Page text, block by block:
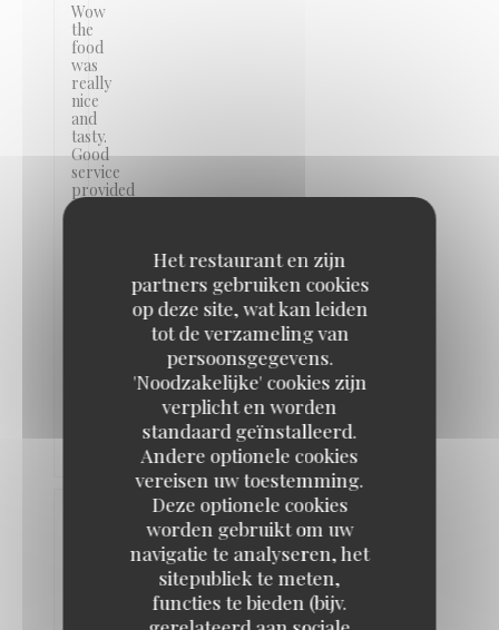
Het restaurant en zijn
partners gebruiken cookies
op deze site, wat kan leiden
tot de verzameling van
persoonsgegevens.
'Noodzakelijke' cookies zijn
verplicht en worden
standaard geïnstalleerd.
Andere optionele cookies
vereisen uw toestemming.
Deze optionele cookies
worden gebruikt om uw
navigatie te analyseren, het
sitepubliek te meten,
functies te bieden (bijv.
Wow
the
food
was
really
nice
and
tasty.
Good
service
provided
and
prepared.